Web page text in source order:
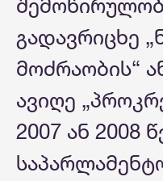
გადავრიცხე
მოძრაობის“
ავიღე
2007 ან 2008